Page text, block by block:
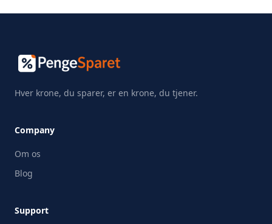
Hver krone, du sparer, er en krone, du tjener.
Company
Om os
Blog
Support